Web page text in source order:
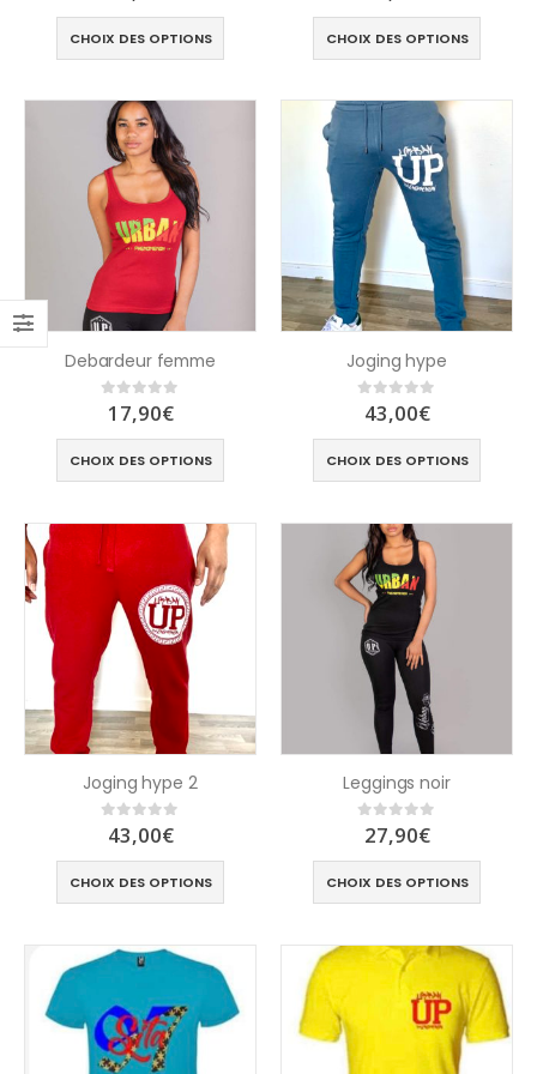
CHOIX DES OPTIONS CHOIX DES OPTIONS
Debardeur femme
0out of 5
17,90€
CHOIX DES OPTIONS
Joging hype
out of 5
43,00€
CHOIX DES OPTIONS
Joging hype 2
out of 5
43,00€
CHOIX DES OPTIONS
Leggings noir
0out of 5
27,90€
CHOIX DES OPTIONS
Casquette T shirt CLass 26